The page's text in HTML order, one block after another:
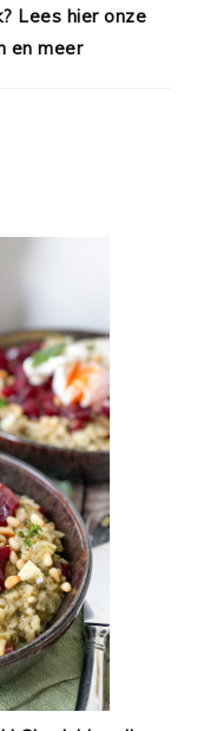
Lees hier onze
en meer